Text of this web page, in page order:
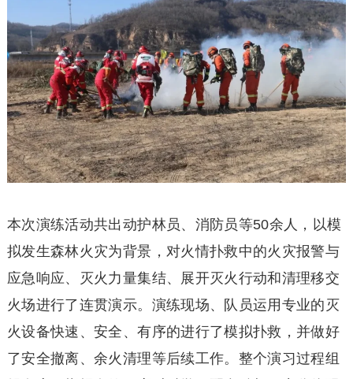
本次演练活动共出动护林员、消防员等50余人，以模
拟发生森林火灾为背景，对火情扑救中的火灾报警与
应急响应、灭火力量集结、展开灭火行动和清理移交
火场进行了连贯演示。演练现场、队员运用专业的灭
火设备快速、安全、有序的进行了模拟扑救，并做好
了安全撤离、余火清理等后续工作。整个演习过程组